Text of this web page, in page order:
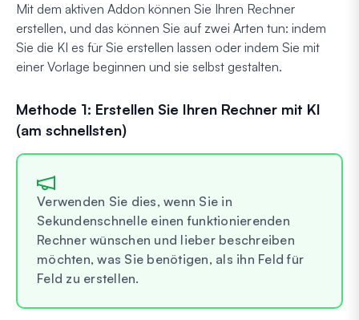
Mit dem aktiven Addon können Sie Ihren Rechner
erstellen, und das können Sie auf zwei Arten tun: indem
Sie die KI es für Sie erstellen lassen oder indem Sie mit
einer Vorlage beginnen und sie selbst gestalten.
Methode 1: Erstellen Sie Ihren Rechner mit KI
(am schnellsten)
Verwenden Sie dies, wenn Sie in
Sekundenschnelle einen funktionierenden
Rechner wünschen und lieber beschreiben
möchten, was Sie benötigen, als ihn Feld für
Feld zu erstellen.